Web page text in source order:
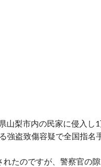
山梨市内の民家に侵入し
強盗致傷容疑で全国指名
たのですが、警察官の